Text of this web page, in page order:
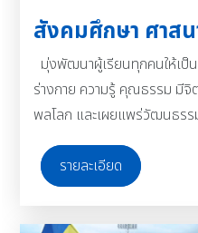
สังคมศึกษา ศาส
มุ่งพัฒนาผู้เรียนทุกคนให้เป็
ร่างกาย ความรู้ คุณธรรม มีจิ
พลโลก และเผยแพร่วัฒนธรร
รายละเอียด